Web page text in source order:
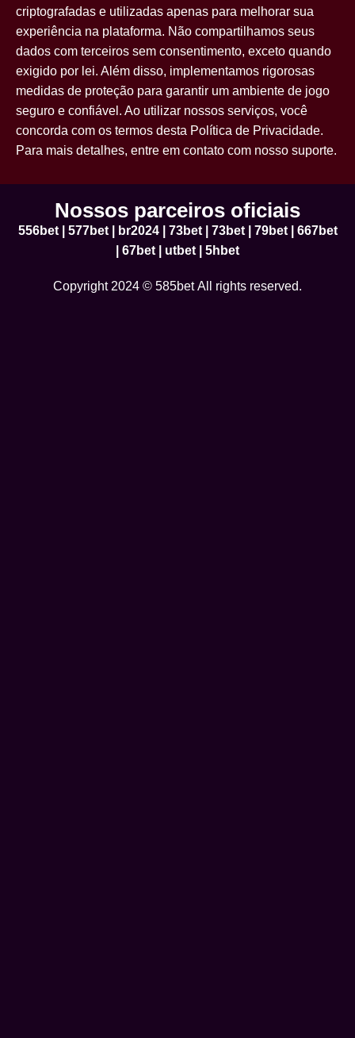
criptografadas e utilizadas apenas para melhorar sua
experiência na plataforma. Não compartilhamos seus
dados com terceiros sem consentimento, exceto quando
exigido por lei. Além disso, implementamos rigorosas
medidas de proteção para garantir um ambiente de jogo
seguro e confiável. Ao utilizar nossos serviços, você
concorda com os termos desta Política de Privacidade.
Para mais detalhes, entre em contato com nosso suporte.
Nossos parceiros oficiais
556bet| 577bet| br2024| 73bet| 73bet| 79bet| 667bet
67bet utbet 5hbet
Copyright 2024 © 585bet All rights reserved.